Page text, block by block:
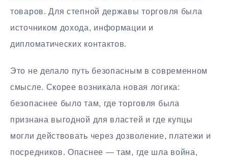
товаров. Для степной державы торговля была
источником дохода, информации и
дипломатических контактов.
Это не делало путь безопасным в современном
смысле. Скорее возникала новая логика:
безопаснее было там, где торговля была
признана выгодной для властей и где купцы
могли действовать через дозволение, платежи и
посредников. Опаснее — там, где шла война,